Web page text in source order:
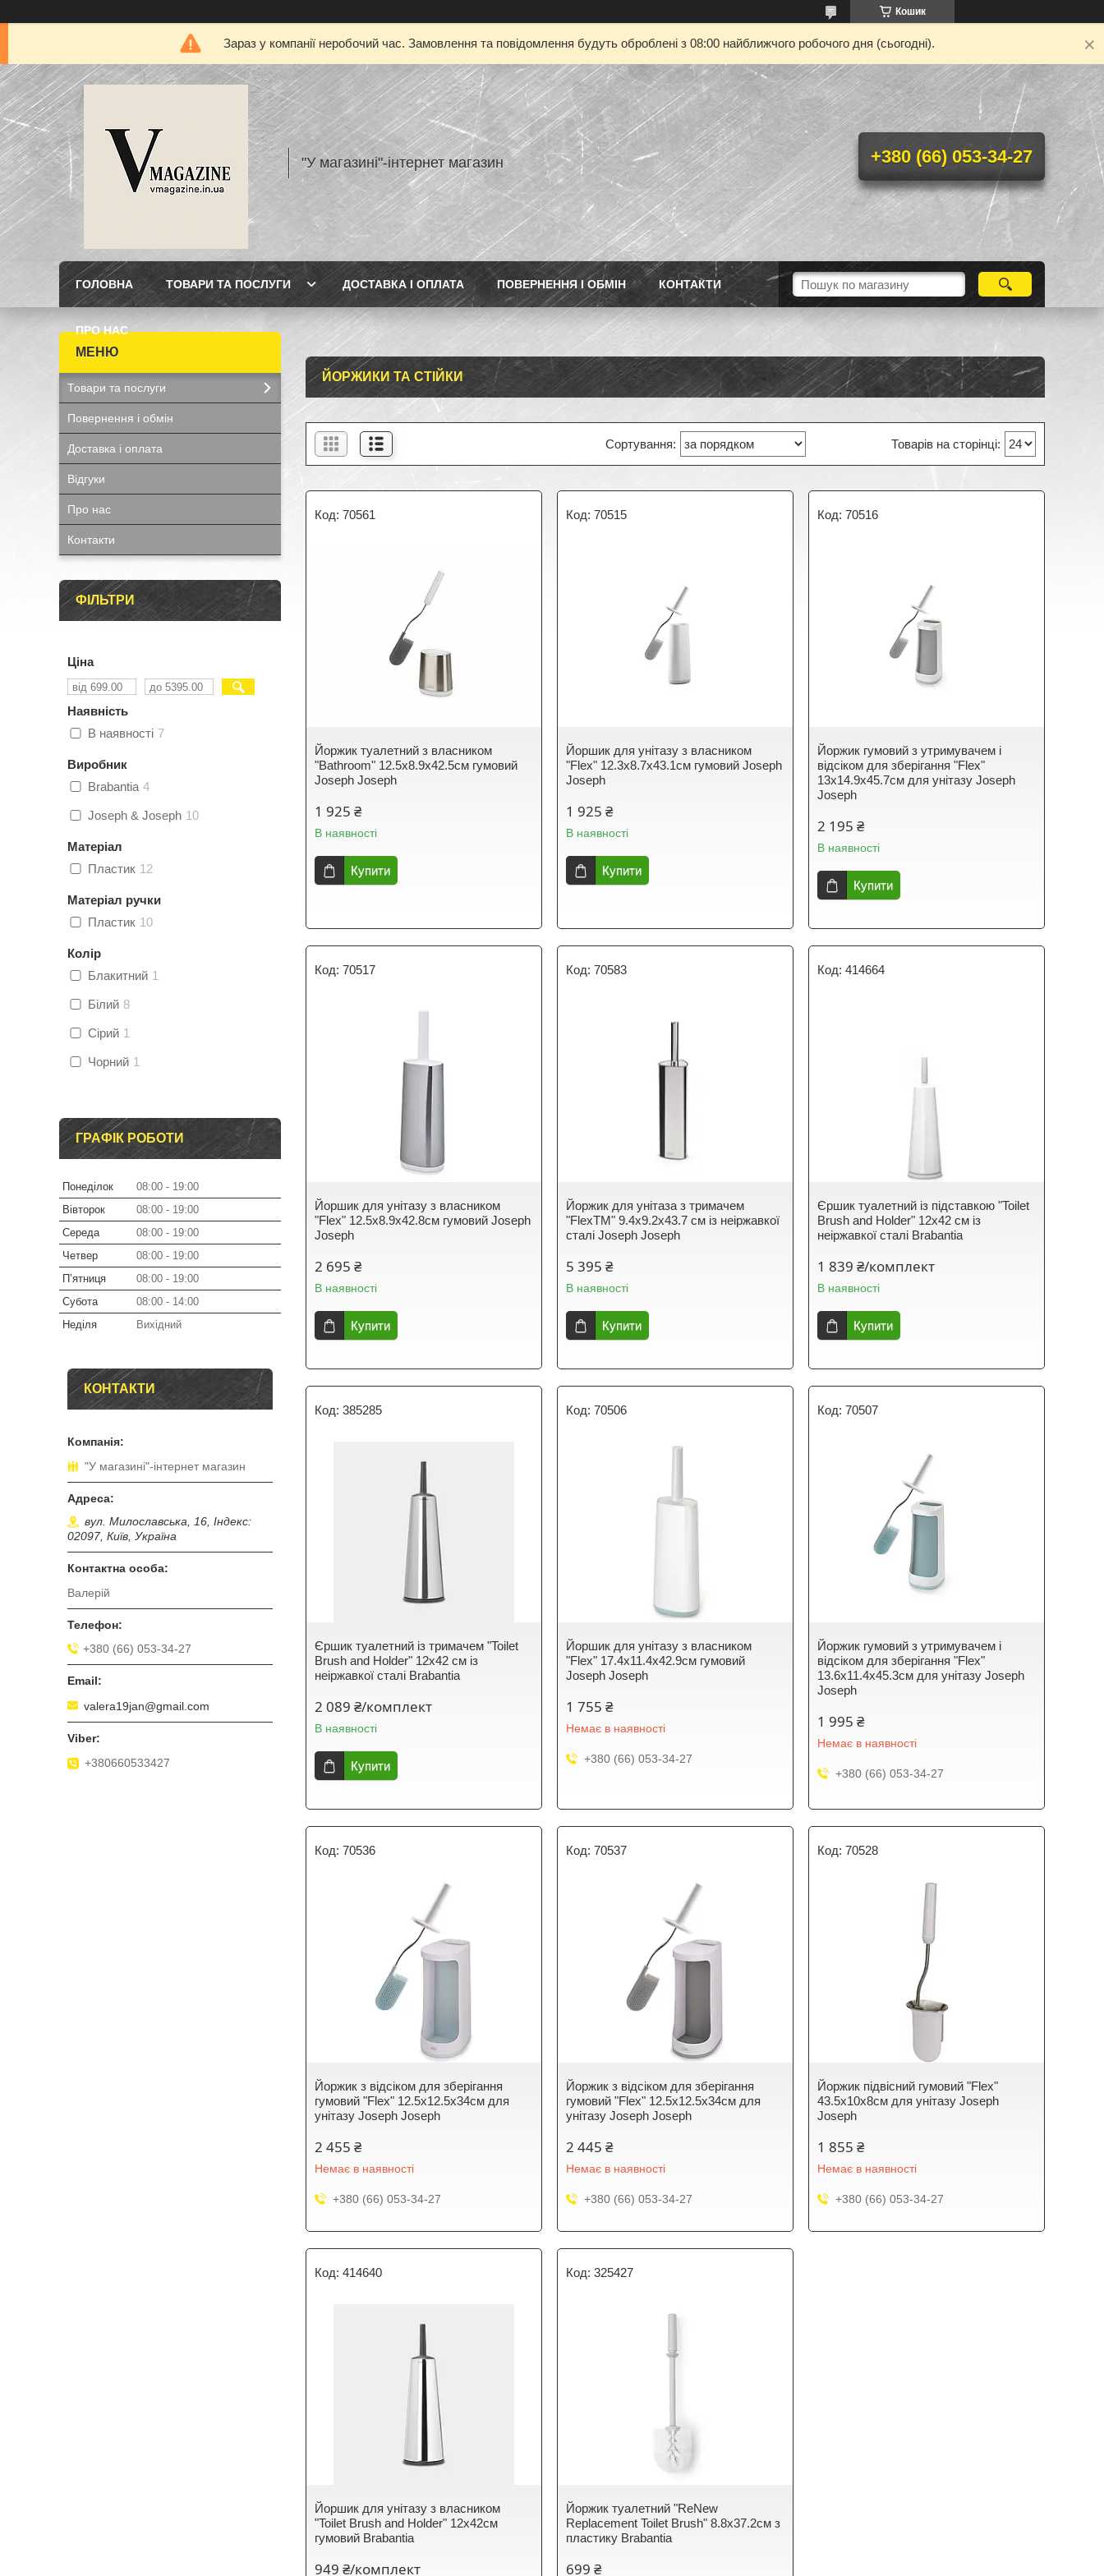
Кошик
Зараз у компанії неробочий час. Замовлення та повідомлення будуть оброблені з 08:00 найближчого робочого дня (сьогодні).
"У магазині"-інтернет магазин +380 (66) 053-34-27
ГОЛОВНА ТОВАРИ ТА ПОСЛУГИ ДОСТАВКА І ОПЛАТА ПОВЕРНЕННЯ І ОБМІН КОНТАКТИ
ПРО НАС
ЙОРЖИКИ ТА СТІЙКИ
70561
Йоржик туалетний з власником
"Bathroom" 12.5х8.9х42.5см гумовий
Joseph Joseph
1 925 ₴
В наявності
Купити
70515
Йоршик для унітазу з власником
"Flex" 12.3x8.7x43.1см гумовий Joseph
Joseph
1 925 ₴
В наявності
Купити
70516
Йоржик гумовий з утримувачем і
відсіком для зберігання "Flex"
13х14.9х45.7см для унітазу Joseph
Joseph
2 195 ₴
В наявності
Купити
70517
Йоршик для унітазу з власником
"Flex" 12.5x8.9x42.8см гумовий Joseph
Joseph
2 695 ₴
В наявності
Купити
70583
Йоржик для унітаза з тримачем
"FlexTM" 9.4x9.2x43.7 см із неіржавкої
сталі Joseph Joseph
5 395 ₴
В наявності
Купити
414664
Єршик туалетний із підставкою "Toilet
Brush and Holder" 12х42 см із
неіржавкої сталі Brabantia
1 839 ₴/комплект
В наявності
Купити
385285
Єршик туалетний із тримачем "Toilet
Brush and Holder" 12х42 см із
неіржавкої сталі Brabantia
2 089 ₴/комплект
В наявності
Купити
70506
Йоршик для унітазу з власником
"Flex" 17.4x11.4x42.9см гумовий
Joseph Joseph
1 755 ₴
Немає в наявності
+380 (66) 053-34-27
70507
Йоржик гумовий з утримувачем і
відсіком для зберігання "Flex"
13.6х11.4х45.3см для унітазу Joseph
Joseph
1 995 ₴
Немає в наявності
+380 (66) 053-34-27
70536
Йоржик з відсіком для зберігання
гумовий "Flex" 12.5х12.5х34см для
унітазу Joseph Joseph
2 455 ₴
Немає в наявності
+380 (66) 053-34-27
70537
Йоржик з відсіком для зберігання
гумовий "Flex" 12.5х12.5х34см для
унітазу Joseph Joseph
2 445 ₴
Немає в наявності
+380 (66) 053-34-27
70528
Йоржик підвісний гумовий "Flex"
43.5х10х8см для унітазу Joseph
Joseph
1 855 ₴
Немає в наявності
+380 (66) 053-34-27
414640
Йоршик для унітазу з власником
"Toilet Brush and Holder" 12х42см
гумовий Brabantia
949 ₴/комплект
325427
Йоржик туалетний "ReNew
Replacement Toilet Brush" 8.8х37.2см з
пластику Brabantia
699 ₴
Товари та послуги
Повернення і обмін
Доставка і оплата
Відгуки
Про нас
Контакти
ФІЛЬТРИ
Ціна
Наявність
В наявності 7
Виробник
Brabantia 4
Joseph & Joseph 10
Матеріал
Пластик 12
Матеріал ручки
Пластик 10
Колір
Блакитний 1
Білий 8
Сірий 1
Чорний 1
ГРАФІК РОБОТИ
Понеділок 08:00
19:00
Вівторок
08:00
19:00
Середа
08:00
19:00
Четвер
08:00
19:00
Пʼятниця
08:00
19:00
Субота
08:00
14:00
Неділя
Вихідний
КОНТАКТИ
"У магазині"-інтернет магазин
вул. Милославська, 16, Індекс:
02097, Київ, Україна
Валерій
+380 (66) 053-34-27
valera19jan@gmail.com
+380660533427